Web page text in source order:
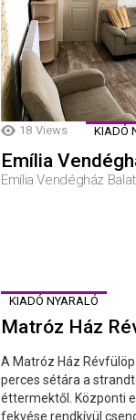
18 Views KIADÓ
Emília
Emília Vendégház
KIADÓ NYARALÓ
Matróz Ház
A Matróz Ház
perces sétára a
éttermektől. Központi
fekvése rendkívül